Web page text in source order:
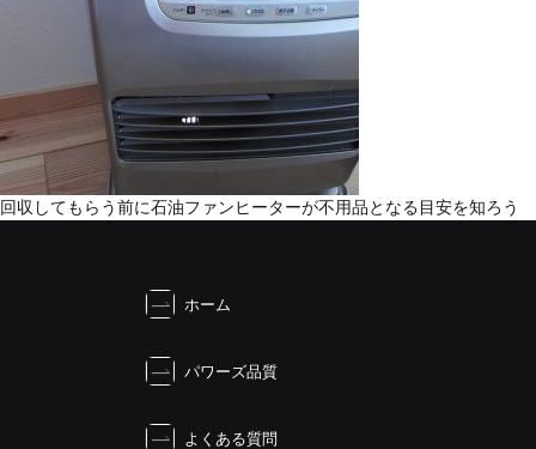
投
回収してもらう前に石油ファンヒーターが不用品となる目安を知ろう
ホーム
パワーズ品質
よくある質問